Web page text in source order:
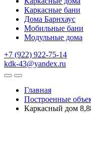
Каркасные бани
Дома Барнхаус
Мобильные бани
Модульные дома
+7 (922) 922-75-14
kdk-43@yandex.ru
Главная
Построенные
Каркасный дом